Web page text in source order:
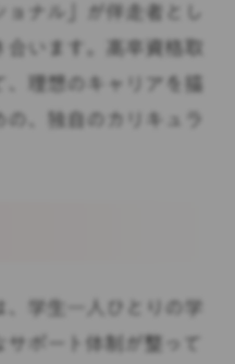
ョナル」が伴走者とし
います。高卒資格取
理想のキャリアを描
、独自のカリキュラ
学生一人ひとりの学
サポート体制が整って